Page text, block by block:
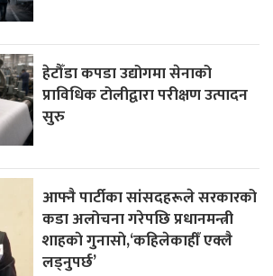
हेटौँडा कपडा उद्योगमा सेनाको
प्राविधिक टोलीद्वारा परीक्षण उत्पादन
सुरु
आफ्नै पार्टीका सांसदहरूले सरकारको
कडा अलोचना गरेपछि प्रधानमन्त्री
शाहकाे गुनासाे,‘कहिलेकाहीँ एक्लै
लड्नुपर्छ’